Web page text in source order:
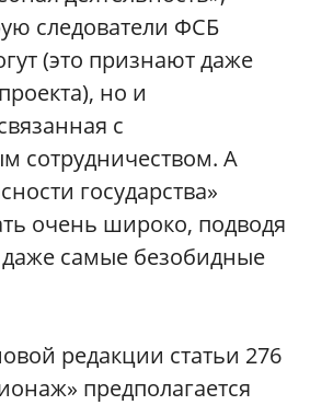
следователи ФСБ
(это признают даже
но и
с
сотрудничеством. А
государства»
очень широко, подводя
даже самые безобидные
редакции статьи 276
предполагается